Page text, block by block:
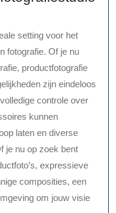
setting voor het
fotografie. Of je nu
productfotografie
zijn eindeloos
controle over
kunnen
laten en diverse
je nu op zoek bent
expressieve
composities, een
om jouw visie